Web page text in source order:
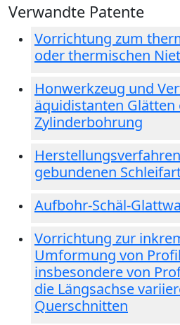
Verwandte Patente
Vorrichtung zum
oder thermischen
Honwerkzeug und
äquidistanten Glätten
Zylinderbohrung
gebundenen
Aufbohr-Schäl-
Vorrichtung zur
Umformung von
insbesondere von
die Längsachse
Querschnitten